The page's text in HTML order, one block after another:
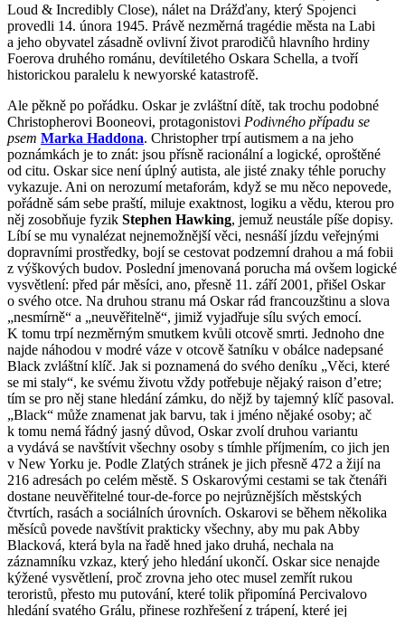
Loud & Incredibly Close), nálet na Drážďany, který Spojenci
provedli 14. února 1945. Právě nezměrná tragédie města na Labi
a jeho obyvatel zásadně ovlivní život prarodičů hlavního hrdiny
Foerova druhého románu, devítiletého Oskara Schella, a tvoří
historickou paralelu k newyorské katastrofě.
Ale pěkně po pořádku. Oskar je zvláštní dítě, tak trochu podobné
Christopherovi Booneovi, protagonistovi Podivného případu se
psem Marka Haddona. Christopher trpí autismem a na jeho
poznámkách je to znát: jsou přísně racionální a logické, oproštěné
od citu. Oskar sice není úplný autista, ale jisté znaky téhle poruchy
vykazuje. Ani on nerozumí metaforám, když se mu něco nepovede,
pořádně sám sebe praští, miluje exaktnost, logiku a vědu, kterou pro
něj zosobňuje fyzik Stephen Hawking, jemuž neustále píše dopisy.
Líbí se mu vynalézat nejnemožnější věci, nesnáší jízdu veřejnými
dopravními prostředky, bojí se cestovat podzemní drahou a má fobii
z výškových budov. Poslední jmenovaná porucha má ovšem logické
vysvětlení: před pár měsíci, ano, přesně 11. září 2001, přišel Oskar
o svého otce. Na druhou stranu má Oskar rád francouzštinu a slova
„nesmírně“ a „neuvěřitelně“, jimiž vyjadřuje sílu svých emocí.
K tomu trpí nezměrným smutkem kvůli otcově smrti. Jednoho dne
najde náhodou v modré váze v otcově šatníku v obálce nadepsané
Black zvláštní klíč. Jak si poznamená do svého deníku „Věci, které
se mi staly“, ke svému životu vždy potřebuje nějaký raison d’etre;
tím se pro něj stane hledání zámku, do nějž by tajemný klíč pasoval.
„Black“ může znamenat jak barvu, tak i jméno nějaké osoby; ač
k tomu nemá řádný jasný důvod, Oskar zvolí druhou variantu
a vydává se navštívit všechny osoby s tímhle příjmením, co jich jen
v New Yorku je. Podle Zlatých stránek je jich přesně 472 a žijí na
216 adresách po celém městě. S Oskarovými cestami se tak čtenáři
dostane neuvěřitelné tour-de-force po nejrůznějších městských
čtvrtích, rasách a sociálních úrovních. Oskarovi se během několika
měsíců povede navštívit prakticky všechny, aby mu pak Abby
Blacková, která byla na řadě hned jako druhá, nechala na
záznamníku vzkaz, který jeho hledání ukončí. Oskar sice nenajde
kýžené vysvětlení, proč zrovna jeho otec musel zemřít rukou
teroristů, přesto mu putování, které tolik připomíná Percivalovo
hledání svatého Grálu, přinese rozhřešení z trápení, které jej